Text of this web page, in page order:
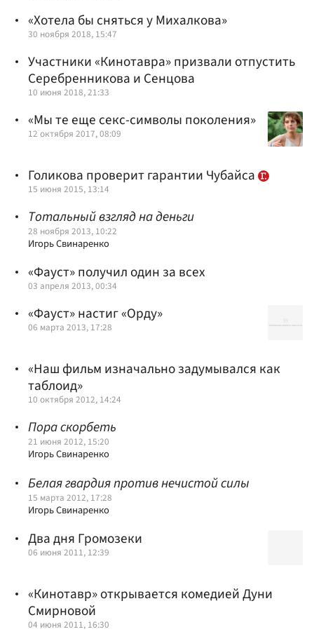
«Хотела бы сняться у Михалкова»
30 ноября 2018, 15:47
Участники «Кинотавра» призвали отпустить
Серебренникова и Сенцова
10 июня 2018, 21:33
«Мы те еще секс-символы поколения»
12 октября 2017, 08:09
Голикова проверит гарантии Чубайса
15 июня 2015, 13:14
Тотальный взгляд на деньги
28 ноября 2013, 10:22
Игорь Свинаренко
«Фауст» получил один за всех
03 апреля 2013, 00:34
«Фауст» настиг «Орду»
06 марта 2013, 17:28
«Наш фильм изначально задумывался как
таблоид»
10 октября 2012, 14:24
Пора скорбеть
21 июня 2012, 15:20
Игорь Свинаренко
Белая гвардия против нечистой силы
15 марта 2012, 17:28
Игорь Свинаренко
Два дня Громозеки
06 июня 2011, 12:39
«Кинотавр» открывается комедией Дуни
Смирновой
04 июня 2011, 16:30